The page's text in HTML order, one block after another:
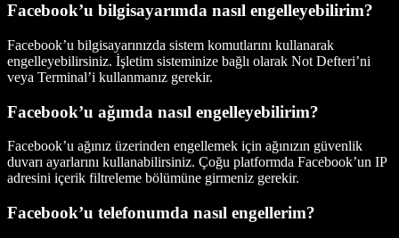
Facebook’u bilgisayarımda nasıl engelleyebilirim?
Facebook’u bilgisayarınızda sistem komutlarını kullanarak
engelleyebilirsiniz. İşletim sisteminize bağlı olarak Not Defteri’ni
veya Terminal’i kullanmanız gerekir.
Facebook’u ağımda nasıl engelleyebilirim?
Facebook’u ağınız üzerinden engellemek için ağınızın güvenlik
duvarı ayarlarını kullanabilirsiniz. Çoğu platformda Facebook’un IP
adresini içerik filtreleme bölümüne girmeniz gerekir.
Facebook’u telefonumda nasıl engellerim?